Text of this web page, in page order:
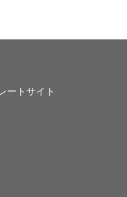
ートサイト